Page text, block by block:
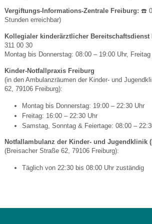
Vergiftungs-Informations-Zentrale Freiburg: ☎️
Stunden erreichbar)
Kollegialer kinderärztlicher Bereitschaftsdienst
311 00 30
Montag bis Donnerstag: 08:00 – 19:00 Uhr,
Kinder-Notfallpraxis Freiburg
(in den Ambulanzräumen der Kinder- und
62, 79106 Freiburg):
Montag bis Donnerstag: 19:00 – 22:30 Uhr
Freitag: 16:00 – 22:30 Uhr
Samstag, Sonntag & Feiertage: 08:00 –
Notfallambulanz der Kinder- und Jugendklinik
(Breisacher Straße 62, 79106 Freiburg):
Täglich von 22:30 bis 08:00 Uhr zuständig